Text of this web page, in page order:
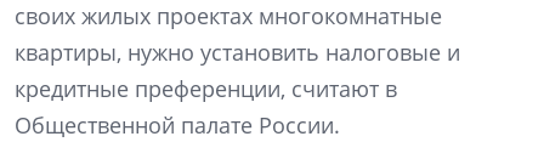
своих жилых проектах многокомнатные
квартиры, нужно установить налоговые и
кредитные преференции, считают в
Общественной палате России.